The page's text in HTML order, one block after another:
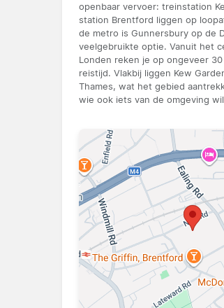
openbaar vervoer: treinstation
station Brentford liggen op
de metro is Gunnersbury op de
veelgebruikte optie. Vanuit het
Londen reken je op ongeveer
reistijd. Vlakbij liggen Kew
Thames, wat het gebied
wie ook iets van de omgeving